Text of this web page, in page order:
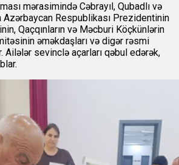
mərasimində Cəbrayıl, Qubadlı və
Azərbaycan Respublikası Prezidentinin
Qaçqınların və Məcburi Köçkünlərin
əməkdaşları və digər rəsmi
sevinclə açarları qəbul edərək,